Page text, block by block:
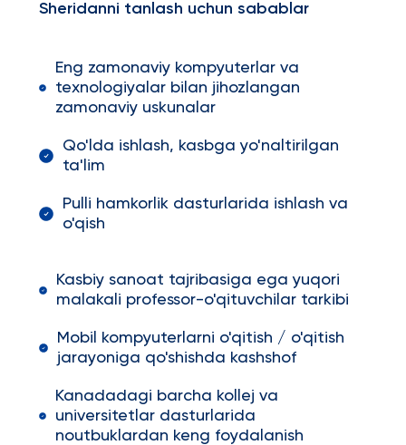
Sheridanni tanlash uchun sabablar
Eng zamonaviy kompyuterlar va
texnologiyalar bilan jihozlangan
zamonaviy uskunalar
Qo'lda ishlash, kasbga yo'naltirilgan
ta'lim
Pulli hamkorlik dasturlarida ishlash va
o'qish
Kasbiy sanoat tajribasiga ega yuqori
malakali professor-o'qituvchilar tarkibi
Mobil kompyuterlarni o'qitish / o'qitish
jarayoniga qo'shishda kashshof
Kanadadagi barcha kollej va
universitetlar dasturlarida
noutbuklardan keng foydalanish